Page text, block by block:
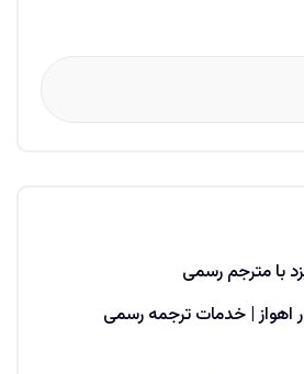
با مترجم رسمی
اهواز | خدمات ترجمه رسمی